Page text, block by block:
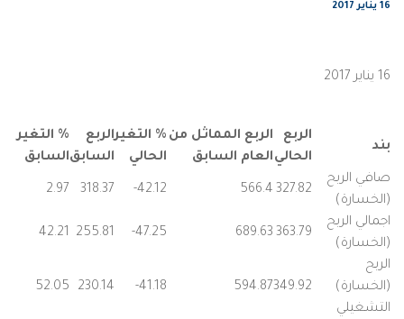
16 يناير 2017
16 يناير 2017
بند
الربع
الحالي
الربع المماثل من
العام السابق
% التغير
الحالي
الربع
السابق
% التغير
السابق
صافي الربح
(الخسارة)
327.82
566.4
42.12-
318.37
2.97
اجمالي الربح
(الخسارة)
363.79
689.63
47.25-
255.81
42.21
الربح
(الخسارة)
التشغيلي
349.92
594.87
41.18-
230.14
52.05